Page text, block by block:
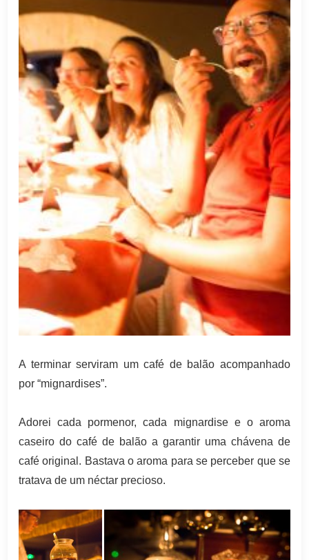
A terminar serviram um café de balão acompanhado
por “mignardises”.
Adorei cada pormenor, cada mignardise e o aroma
caseiro do café de balão a garantir uma chávena de
café original. Bastava o aroma para se perceber que se
tratava de um néctar precioso.